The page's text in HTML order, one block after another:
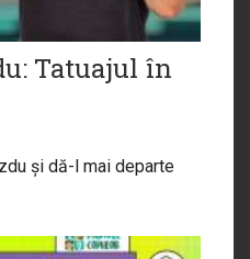
Tatuajul în
și dă-l mai departe